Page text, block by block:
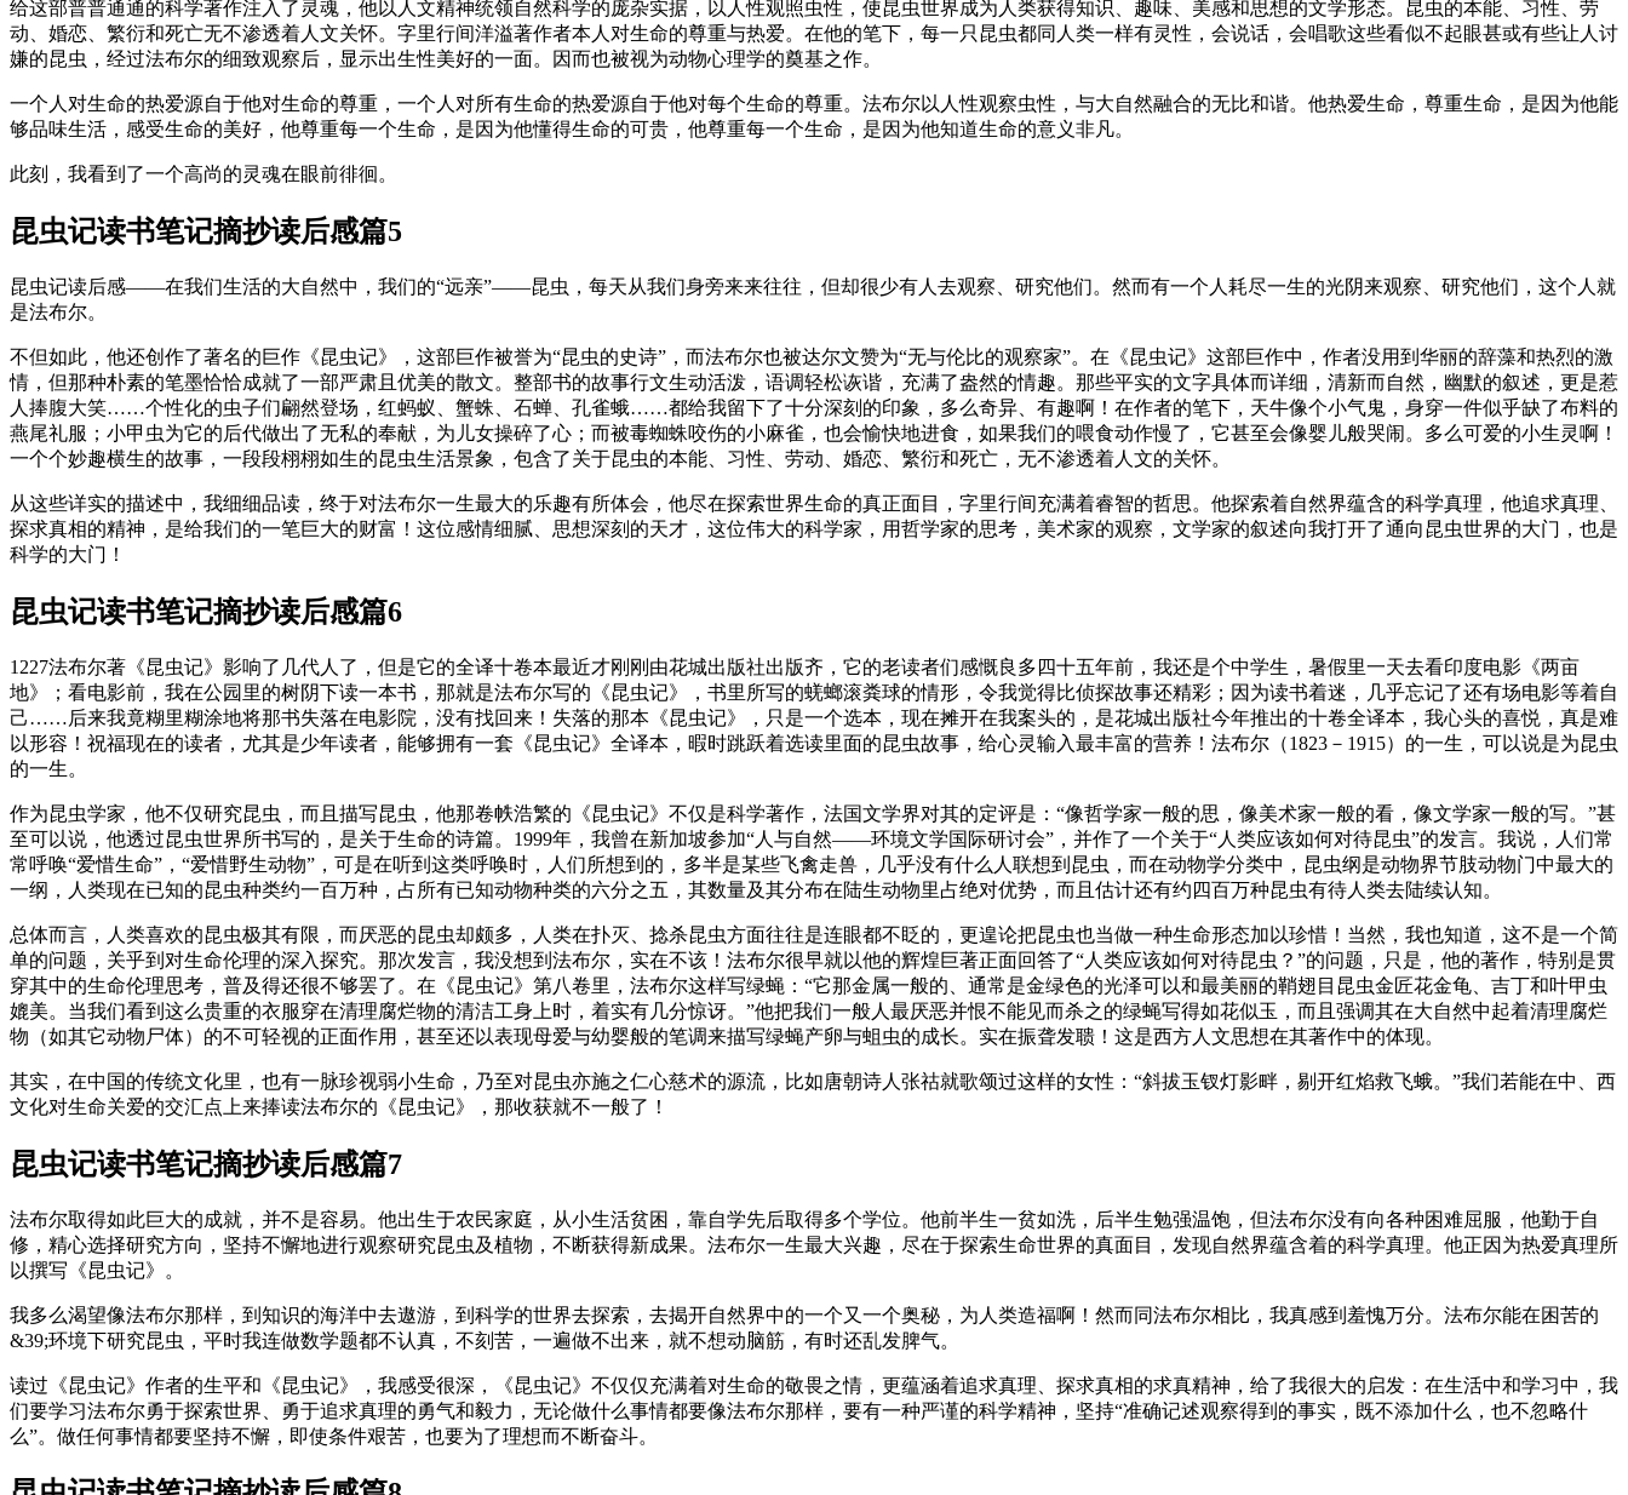
给这部普普通通的科学著作注入了灵魂，他以人文精神统领自然科学的庞杂实据，以人性观照虫性，使昆虫世界成为人类获得知识、趣味、美感和思想的文学形态。昆虫的本能、习性、劳
动、婚恋、繁衍和死亡无不渗透着人文关怀。字里行间洋溢著作者本人对生命的尊重与热爱。在他的笔下，每一只昆虫都同人类一样有灵性，会说话，会唱歌这些看似不起眼甚或有些让人讨
嫌的昆虫，经过法布尔的细致观察后，显示出生性美好的一面。因而也被视为动物心理学的奠基之作。
一个人对生命的热爱源自于他对生命的尊重，一个人对所有生命的热爱源自于他对每个生命的尊重。法布尔以人性观察虫性，与大自然融合的无比和谐。他热爱生命，尊重生命，是因为他能
够品味生活，感受生命的美好，他尊重每一个生命，是因为他懂得生命的可贵，他尊重每一个生命，是因为他知道生命的意义非凡。
此刻，我看到了一个高尚的灵魂在眼前徘徊。
昆虫记读书笔记摘抄读后感篇5
昆虫记读后感——在我们生活的大自然中，我们的“远亲”——昆虫，每天从我们身旁来来往往，但却很少有人去观察、研究他们。然而有一个人耗尽一生的光阴来观察、研究他们，这个人就
是法布尔。
不但如此，他还创作了著名的巨作《昆虫记》，这部巨作被誉为“昆虫的史诗”，而法布尔也被达尔文赞为“无与伦比的观察家”。在《昆虫记》这部巨作中，作者没用到华丽的辞藻和热烈的激
情，但那种朴素的笔墨恰恰成就了一部严肃且优美的散文。整部书的故事行文生动活泼，语调轻松诙谐，充满了盎然的情趣。那些平实的文字具体而详细，清新而自然，幽默的叙述，更是惹
人捧腹大笑……个性化的虫子们翩然登场，红蚂蚁、蟹蛛、石蝉、孔雀蛾……都给我留下了十分深刻的印象，多么奇异、有趣啊！在作者的笔下，天牛像个小气鬼，身穿一件似乎缺了布料的
燕尾礼服；小甲虫为它的后代做出了无私的奉献，为儿女操碎了心；而被毒蜘蛛咬伤的小麻雀，也会愉快地进食，如果我们的喂食动作慢了，它甚至会像婴儿般哭闹。多么可爱的小生灵啊！
一个个妙趣横生的故事，一段段栩栩如生的昆虫生活景象，包含了关于昆虫的本能、习性、劳动、婚恋、繁衍和死亡，无不渗透着人文的关怀。
从这些详实的描述中，我细细品读，终于对法布尔一生最大的乐趣有所体会，他尽在探索世界生命的真正面目，字里行间充满着睿智的哲思。他探索着自然界蕴含的科学真理，他追求真理、
探求真相的精神，是给我们的一笔巨大的财富！这位感情细腻、思想深刻的天才，这位伟大的科学家，用哲学家的思考，美术家的观察，文学家的叙述向我打开了通向昆虫世界的大门，也是
科学的大门！
昆虫记读书笔记摘抄读后感篇6
1227法布尔著《昆虫记》影响了几代人了，但是它的全译十卷本最近才刚刚由花城出版社出版齐，它的老读者们感慨良多四十五年前，我还是个中学生，暑假里一天去看印度电影《两亩
地》；看电影前，我在公园里的树阴下读一本书，那就是法布尔写的《昆虫记》，书里所写的蜣螂滚粪球的情形，令我觉得比侦探故事还精彩；因为读书着迷，几乎忘记了还有场电影等着自
己……后来我竟糊里糊涂地将那书失落在电影院，没有找回来！失落的那本《昆虫记》，只是一个选本，现在摊开在我案头的，是花城出版社今年推出的十卷全译本，我心头的喜悦，真是难
以形容！祝福现在的读者，尤其是少年读者，能够拥有一套《昆虫记》全译本，暇时跳跃着选读里面的昆虫故事，给心灵输入最丰富的营养！法布尔（1823－1915）的一生，可以说是为昆虫
的一生。
作为昆虫学家，他不仅研究昆虫，而且描写昆虫，他那卷帙浩繁的《昆虫记》不仅是科学著作，法国文学界对其的定评是：“像哲学家一般的思，像美术家一般的看，像文学家一般的写。”甚
至可以说，他透过昆虫世界所书写的，是关于生命的诗篇。1999年，我曾在新加坡参加“人与自然——环境文学国际研讨会”，并作了一个关于“人类应该如何对待昆虫”的发言。我说，人们常
常呼唤“爱惜生命”，“爱惜野生动物”，可是在听到这类呼唤时，人们所想到的，多半是某些飞禽走兽，几乎没有什么人联想到昆虫，而在动物学分类中，昆虫纲是动物界节肢动物门中最大的
一纲，人类现在已知的昆虫种类约一百万种，占所有已知动物种类的六分之五，其数量及其分布在陆生动物里占绝对优势，而且估计还有约四百万种昆虫有待人类去陆续认知。
总体而言，人类喜欢的昆虫极其有限，而厌恶的昆虫却颇多，人类在扑灭、捻杀昆虫方面往往是连眼都不眨的，更遑论把昆虫也当做一种生命形态加以珍惜！当然，我也知道，这不是一个简
单的问题，关乎到对生命伦理的深入探究。那次发言，我没想到法布尔，实在不该！法布尔很早就以他的辉煌巨著正面回答了“人类应该如何对待昆虫？”的问题，只是，他的著作，特别是贯
穿其中的生命伦理思考，普及得还很不够罢了。在《昆虫记》第八卷里，法布尔这样写绿蝇：“它那金属一般的、通常是金绿色的光泽可以和最美丽的鞘翅目昆虫金匠花金龟、吉丁和叶甲虫
媲美。当我们看到这么贵重的衣服穿在清理腐烂物的清洁工身上时，着实有几分惊讶。”他把我们一般人最厌恶并恨不能见而杀之的绿蝇写得如花似玉，而且强调其在大自然中起着清理腐烂
物（如其它动物尸体）的不可轻视的正面作用，甚至还以表现母爱与幼婴般的笔调来描写绿蝇产卵与蛆虫的成长。实在振聋发聩！这是西方人文思想在其著作中的体现。
其实，在中国的传统文化里，也有一脉珍视弱小生命，乃至对昆虫亦施之仁心慈术的源流，比如唐朝诗人张祜就歌颂过这样的女性：“斜拔玉钗灯影畔，剔开红焰救飞蛾。”我们若能在中、西
文化对生命关爱的交汇点上来捧读法布尔的《昆虫记》，那收获就不一般了！
昆虫记读书笔记摘抄读后感篇7
法布尔取得如此巨大的成就，并不是容易。他出生于农民家庭，从小生活贫困，靠自学先后取得多个学位。他前半生一贫如洗，后半生勉强温饱，但法布尔没有向各种困难屈服，他勤于自
修，精心选择研究方向，坚持不懈地进行观察研究昆虫及植物，不断获得新成果。法布尔一生最大兴趣，尽在于探索生命世界的真面目，发现自然界蕴含着的科学真理。他正因为热爱真理所
以撰写《昆虫记》。
我多么渴望像法布尔那样，到知识的海洋中去遨游，到科学的世界去探索，去揭开自然界中的一个又一个奥秘，为人类造福啊！然而同法布尔相比，我真感到羞愧万分。法布尔能在困苦的
&39;环境下研究昆虫，平时我连做数学题都不认真，不刻苦，一遍做不出来，就不想动脑筋，有时还乱发脾气。
读过《昆虫记》作者的生平和《昆虫记》，我感受很深，《昆虫记》不仅仅充满着对生命的敬畏之情，更蕴涵着追求真理、探求真相的求真精神，给了我很大的启发：在生活中和学习中，我
们要学习法布尔勇于探索世界、勇于追求真理的勇气和毅力，无论做什么事情都要像法布尔那样，要有一种严谨的科学精神，坚持“准确记述观察得到的事实，既不添加什么，也不忽略什
么”。做任何事情都要坚持不懈，即使条件艰苦，也要为了理想而不断奋斗。